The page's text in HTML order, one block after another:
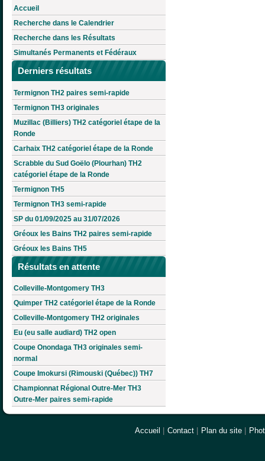
Accueil
Recherche dans le Calendrier
Recherche dans les Résultats
Simultanés Permanents et Fédéraux
Derniers résultats
Termignon TH2 paires semi-rapide
Termignon TH3 originales
Muzillac (Billiers) TH2 catégoriel étape de la
Ronde
Carhaix TH2 catégoriel étape de la Ronde
Scrabble du Sud Goëlo (Plourhan) TH2
catégoriel étape de la Ronde
Termignon TH5
Termignon TH3 semi-rapide
SP du 01/09/2025 au 31/07/2026
Gréoux les Bains TH2 paires semi-rapide
Gréoux les Bains TH5
Résultats en attente
Colleville-Montgomery TH3
Quimper TH2 catégoriel étape de la Ronde
Colleville-Montgomery TH2 originales
Eu (eu salle audiard) TH2 open
Coupe Onondaga TH3 originales semi-
normal
Coupe Imokursi (Rimouski (Québec)) TH7
Championnat Régional Outre-Mer TH3
Outre-Mer paires semi-rapide
Accueil Contact Plan du site